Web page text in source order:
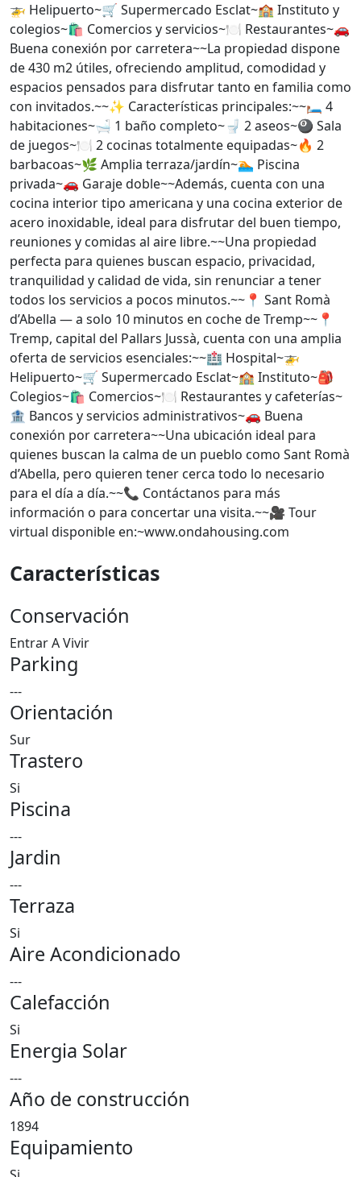
🚁 Helipuerto~🛒 Supermercado Esclat~🏫 Instituto y
colegios~🛍️ Comercios y servicios~🍽️ Restaurantes~🚗
Buena conexión por carretera~~La propiedad dispone
de 430 m2 útiles, ofreciendo amplitud, comodidad y
espacios pensados para disfrutar tanto en familia como
con invitados.~~✨ Características principales:~~🛏️ 4
habitaciones~🛁 1 baño completo~🚽 2 aseos~🎱 Sala
de juegos~🍽️ 2 cocinas totalmente equipadas~🔥 2
barbacoas~🌿 Amplia terraza/jardín~🏊 Piscina
privada~🚗 Garaje doble~~Además, cuenta con una
cocina interior tipo americana y una cocina exterior de
acero inoxidable, ideal para disfrutar del buen tiempo,
reuniones y comidas al aire libre.~~Una propiedad
perfecta para quienes buscan espacio, privacidad,
tranquilidad y calidad de vida, sin renunciar a tener
todos los servicios a pocos minutos.~~📍 Sant Romà
d’Abella — a solo 10 minutos en coche de Tremp~~📍
Tremp, capital del Pallars Jussà, cuenta con una amplia
oferta de servicios esenciales:~~🏥 Hospital~🚁
Helipuerto~🛒 Supermercado Esclat~🏫 Instituto~🎒
Colegios~🛍️ Comercios~🍽️ Restaurantes y cafeterías~
🏦 Bancos y servicios administrativos~🚗 Buena
conexión por carretera~~Una ubicación ideal para
quienes buscan la calma de un pueblo como Sant Romà
d’Abella, pero quieren tener cerca todo lo necesario
para el día a día.~~📞 Contáctanos para más
información o para concertar una visita.~~🎥 Tour
virtual disponible en:~www.ondahousing.com
Características
Conservación
Entrar A Vivir
Parking
---
Orientación
Sur
Trastero
Si
Piscina
---
Jardin
---
Terraza
Si
Aire Acondicionado
---
Calefacción
Si
Energia Solar
---
Año de construcción
1894
Equipamiento